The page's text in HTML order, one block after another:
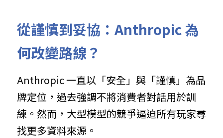
從謹慎到妥協：Anthropic 為
何改變路線？
Anthropic 一直以「安全」與「謹慎」為品
牌定位，過去強調不將消費者對話用於訓
練。然而，大型模型的競爭逼迫所有玩家尋
找更多資料來源。